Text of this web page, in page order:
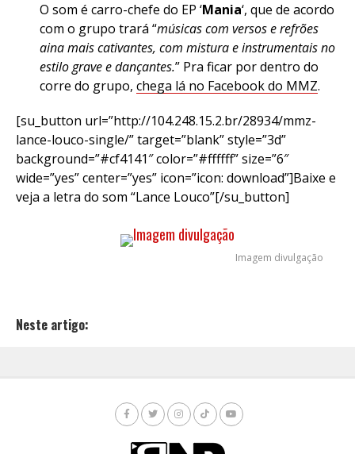
O som é carro-chefe do EP ‘Mania‘, que de acordo
com o grupo trará “músicas com versos e refrões
aina mais cativantes, com mistura e instrumentais no
estilo grave e dançantes.” Pra ficar por dentro do
corre do grupo, chega lá no Facebook do MMZ.
[su_button url=”http://104.248.15.2.br/28934/mmz-
lance-louco-single/” target=”blank” style=”3d”
background=”#cf4141″ color=”#ffffff” size=”6″
wide=”yes” center=”yes” icon=”icon: download”]Baixe e
veja a letra do som “Lance Louco”[/su_button]
Imagem divulgação
Neste artigo: